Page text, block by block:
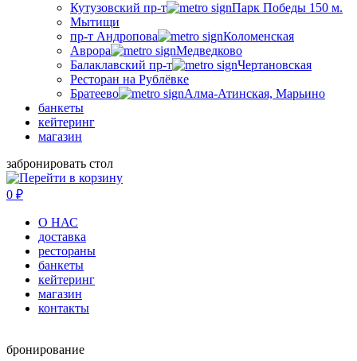
Кутузовский пр-т
Парк Победы 150 м.
Мытищи
пр-т Андропова
Коломенская
Аврора
Медведково
Балаклавский пр-т
Чертановская
Ресторан на Рублёвке
Братеево
Алма-Атинская, Марьино
банкеты
кейтеринг
магазин
забронировать стол
0 ₽
О НАС
доставка
рестораны
банкеты
кейтеринг
магазин
контакты
бронирование